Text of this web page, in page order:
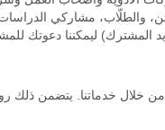
والطلّاب، مشاركي
المشترك) ليمكننا دعوتك
خلال خدماتنا. يتضمن ذلك